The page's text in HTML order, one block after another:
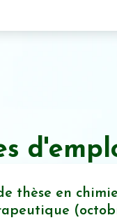
thèse en